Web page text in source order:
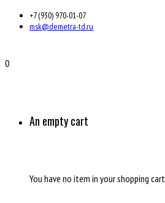
+7 (930) 970-01-07
msk@demetra-td.ru
0
An empty cart
You have no item in your shopping cart